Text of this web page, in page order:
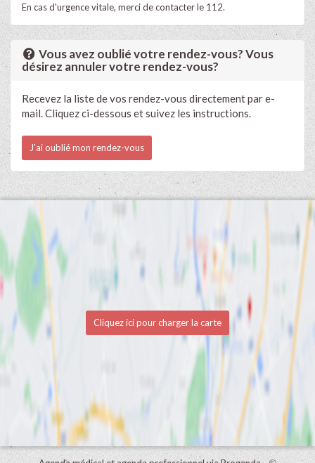
En cas d'urgence vitale, merci de contacter le 112.
Vous avez oublié votre rendez-vous? Vous
désirez annuler votre rendez-vous?
Recevez la liste de vos rendez-vous directement par e-
mail. Cliquez ci-dessous et suivez les instructions.
J'ai oublié mon rendez-vous
Cliquez ici pour charger la carte